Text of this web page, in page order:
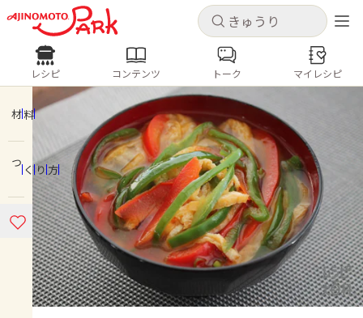
キャンセル
ログインするとレシピを保存できます
ログイン 新規登録
ホーム
コンテンツ
レシピ
キャンセル
レシピ コンテンツ
人気の食材・レシピ
きゅうり なす トマト
とうもろこし
ピーマン
みょうが ゴーヤ
レシピ コンテンツ トーク マイレシピ
材料
つくり方